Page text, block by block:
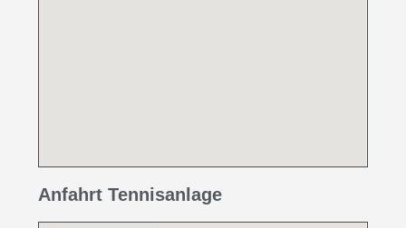
Anfahrt Tennisanlage